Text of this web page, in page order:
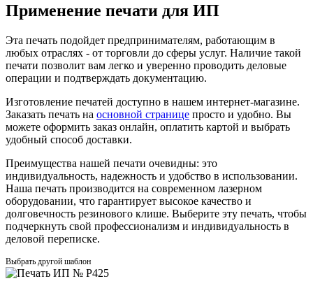
Применение печати для ИП
Эта печать подойдет предпринимателям, работающим в
любых отраслях - от торговли до сферы услуг. Наличие такой
печати позволит вам легко и уверенно проводить деловые
операции и подтверждать документацию.
Изготовление печатей доступно в нашем интернет-магазине.
Заказать печать на основной странице просто и удобно. Вы
можете оформить заказ онлайн, оплатить картой и выбрать
удобный способ доставки.
Преимущества нашей печати очевидны: это
индивидуальность, надежность и удобство в использовании.
Наша печать производится на современном лазерном
оборудовании, что гарантирует высокое качество и
долговечность резинового клише. Выберите эту печать, чтобы
подчеркнуть свой профессионализм и индивидуальность в
деловой переписке.
Выбрать другой шаблон